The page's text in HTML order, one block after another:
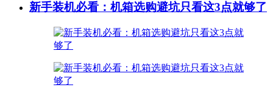
新手装机必看：机箱选购避坑只看这3点就够了